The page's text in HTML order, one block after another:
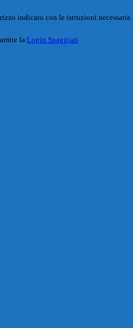
indicato con le istruzioni necessarie.
la Login Spaggiari